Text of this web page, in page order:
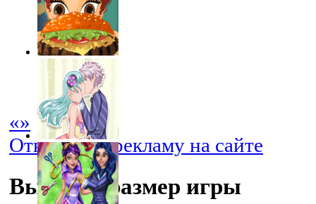
«»
Отключить рекламу на сайте
Выбрать размер игры